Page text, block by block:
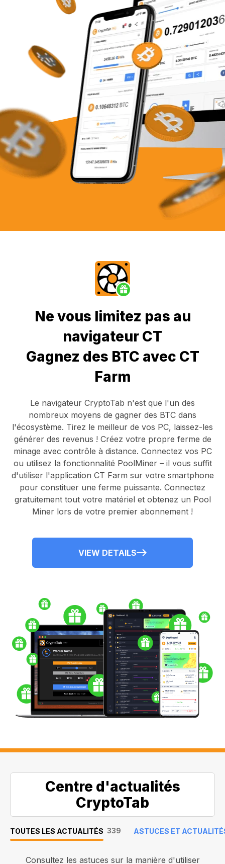
Ne vous limitez pas au
navigateur CT
Gagnez des BTC avec CT
Farm
Le navigateur CryptoTab n'est que l'un des
nombreux moyens de gagner des BTC dans
l'écosystème. Tirez le meilleur de vos PC, laissez-les
générer des revenus ! Créez votre propre ferme de
minage avec contrôle à distance. Connectez vos PC
ou utilisez la fonctionnalité PoolMiner– il vous suffit
d'utiliser l'application CT Farm sur votre smartphone
pour constituer une ferme puissante. Connectez
gratuitement tout votre matériel et obtenez un Pool
Miner lors de votre premier abonnement !
VIEW DETAILS